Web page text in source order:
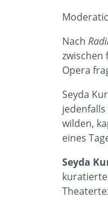
Nach
zwischen
Opera
Seyda
wilden,
eines
Seyda